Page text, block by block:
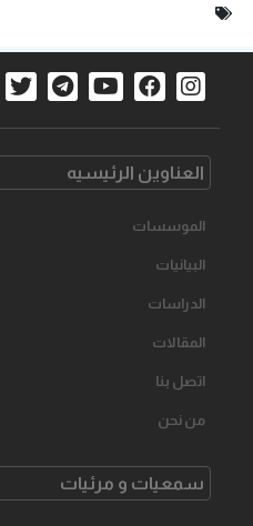
العناوین الرئیسیه
الموسسات
البیانیات
الدراسات
المقالات
اتصل بنا
من نحن
سمعیات و مرئیات